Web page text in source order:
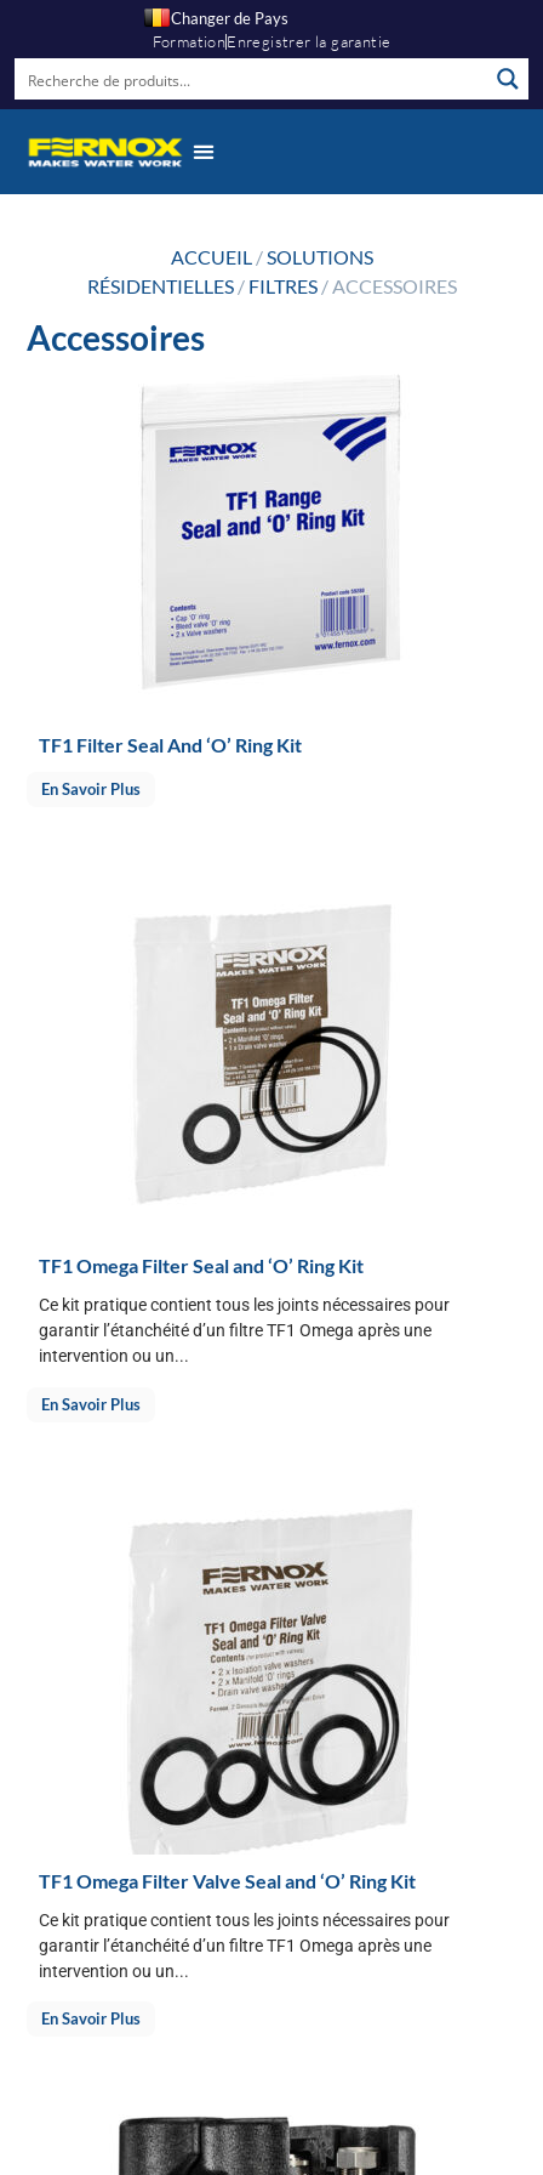
Changer de Pays
FormationEnregistrer la garantie
ACCUEIL/SOLUTIONS
RÉSIDENTIELLES/ FILTRES/ ACCESSOIRES
Accessoires
TF1 Filter Seal And ‘O’ Ring Kit
En Savoir Plus
TF1 Omega Filter Seal and ‘O’ Ring Kit
Ce kit pratique contient tous les joints nécessaires pour
garantir l’étanchéité d’un filtre TF1 Omega après une
intervention ou un...
En Savoir Plus
TF1 Omega Filter Valve Seal and ‘O’ Ring Kit
Ce kit pratique contient tous les joints nécessaires pour
garantir l’étanchéité d’un filtre TF1 Omega après une
intervention ou un...
En Savoir Plus